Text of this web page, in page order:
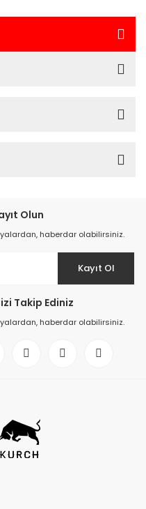
Olun
haberdar olabilirsiniz.
Kayıt Ol
Takip Ediniz
haberdar olabilirsiniz.